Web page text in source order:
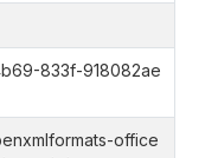
833f-918082ae
office